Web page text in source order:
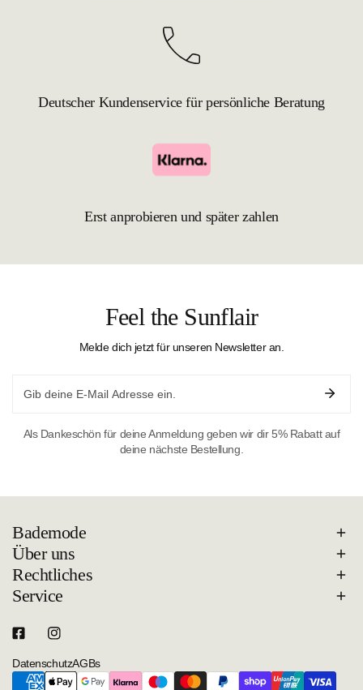
Deutscher Kundenservice für persönliche Beratung
Erst anprobieren und später zahlen
Feel the Sunflair
Melde dich jetzt für unseren Newsletter an.
Als Dankeschön für deine Anmeldung geben wir dir 5% Rabatt auf
deine nächste Bestellung.
Bademode
Über uns
Rechtliches
Service
DatenschutzAGBs
Zahlungsarten